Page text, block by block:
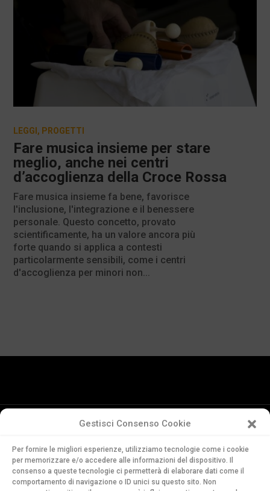
Gestisci Consenso Cookie
Per fornire le migliori esperienze, utilizziamo tecnologie come i cookie
per memorizzare e/o accedere alle informazioni del dispositivo. Il
consenso a queste tecnologie ci permetterà di elaborare dati come il
comportamento di navigazione o ID unici su questo sito. Non
Fare musica insieme per stare
meglio, anche nei centri
d’accoglienza della Croce Rossa
LEGGI , PROGETTI
Fare musica insieme fa bene, favorisce
l'inclusione, l'integrazione e il benessere
personale. Questo concetto, provato
scientificamente, ha un valore ancora più
forte quando si applica a contesti
particolarmente sensibili, come i centri
d'accoglienza per minori non...
della Svizzera Italiana
Via Soldino 9
CH-6900 Lugano